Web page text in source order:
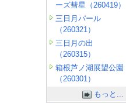
ーズ彗星（260419）
三日月パール
（260321）
三日月の出
（260315）
箱根芦ノ湖展望公園
（260301）
もっと...